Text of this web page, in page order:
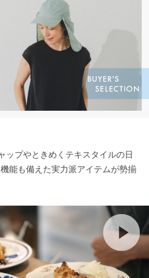
ップやときめくテキスタイルの日
能も備えた実力派アイテムが勢揃